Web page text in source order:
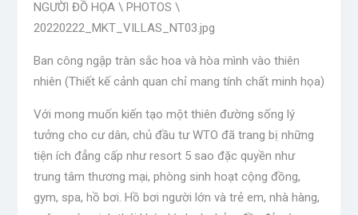
Ban công ngập tràn sắc hoa và hòa mình vào thiên
nhiên (Thiết kế cảnh quan chỉ mang tính chất minh họa)
Với mong muốn kiến ​​tạo một thiên đường sống lý
tưởng cho cư dân, chủ đầu tư WTO đã trang bị những
tiện ích đẳng cấp như resort 5 sao đặc quyền như
trung tâm thương mại, phòng sinh hoạt cộng đồng,
gym, spa, hồ bơi. Hồ bơi người lớn và trẻ em, nhà hàng,